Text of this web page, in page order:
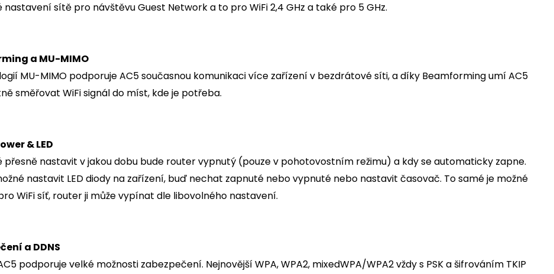
nastavení sítě pro návštěvu Guest Network a to pro WiFi 2,4 GHz a také pro 5 GHz.
a MU-MIMO
MU-MIMO podporuje AC5 současnou komunikaci více zařízení v bezdrátové síti, a díky Beamforming umí AC5
směřovat WiFi signál do míst, kde je potřeba.
& LED
přesně nastavit v jakou dobu bude router vypnutý (pouze v pohotovostním režimu) a kdy se automaticky zapne.
nastavit LED diody na zařízení, buď nechat zapnuté nebo vypnuté nebo nastavit časovač. To samé je možné
WiFi síť, router ji může vypínat dle libovolného nastavení.
a DDNS
podporuje velké možnosti zabezpečení. Nejnovější WPA, WPA2, mixedWPA/WPA2 vždy s PSK a šifrováním TKIP